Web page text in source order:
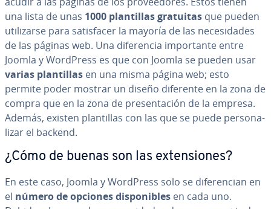
una lista de unas 1000 pla­n­ti­llas gratuitas que pueden
uti­li­zar­se para sa­ti­s­fa­cer la mayoría de las ne­ce­si­da­des
de las páginas web. Una di­fe­re­n­cia im­po­r­ta­n­te entre
Joomla y WordPress es que con Joomla se pueden usar
varias pla­n­ti­llas en una misma página web; esto
permite poder mostrar un diseño diferente en la zona de
compra que en la zona de pre­se­n­ta­ción de la empresa.
Además, existen pla­n­ti­llas con las que se puede pe­r­so­na­
li­zar el backend.
¿Cómo de buenas son las ex­te­n­sio­nes?
En este caso, Joomla y WordPress solo se di­fe­re­n­cian en
el número de opciones di­s­po­ni­bles en cada uno.